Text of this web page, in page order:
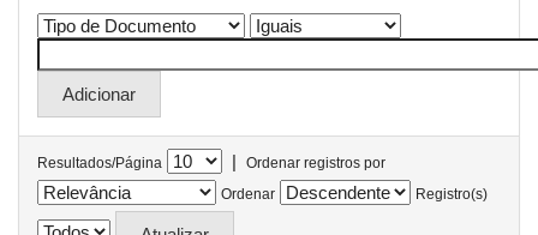
Resultados/Página |
Ordenar registros por
Ordenar
Registro(s)